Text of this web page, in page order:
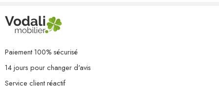
1 x table
1 x repose-pied
2 x canapé d’angle
4 x coussin de siège
5 x coussin de dossier
Paiement 100% sécurisé
14 jours pour changer d'avis
Service client réactif